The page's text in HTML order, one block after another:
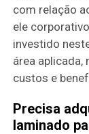
com relação
ele
investido
área aplicada,
custos e
Precisa
laminado